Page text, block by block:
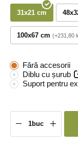
31x21 cm
100x67 cm
Fără accesorii
Diblu cu șurub
Suport pentru